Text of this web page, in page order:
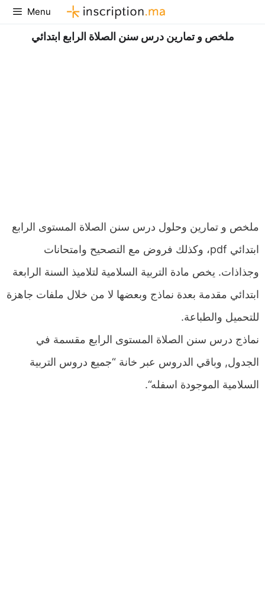
Aller
au
contenu
Menu
ملخص و تمارين درس سنن الصلاة الرابع ابتدائي
ملخص و تمارين وحلول درس سنن الصلاة المستوى الرابع
ابتدائي pdf، وكذلك فروض مع التصحيح وامتحانات
وجذاذات. يخص مادة التربية السلامية لتلاميذ السنة الرابعة
ابتدائي مقدمة بعدة نماذج وبعضها لا من خلال ملفات جاهزة
للتحميل والطباعة.
نماذج درس سنن الصلاة المستوى الرابع مقسمة في
الجدول, وباقي الدروس عبر خانة “جميع دروس التربية
السلامية الموجودة اسفله“.